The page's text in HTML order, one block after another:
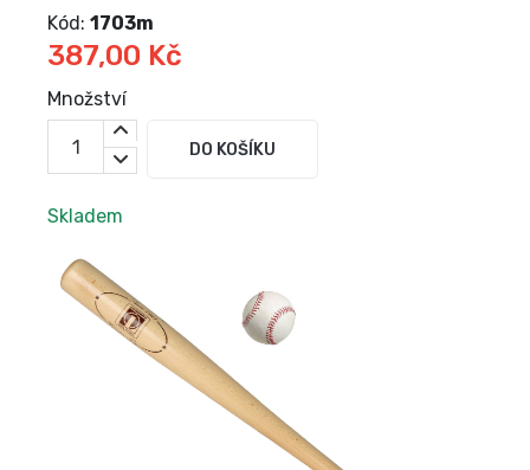
Kód: 1703m
387,00 Kč
Množství
DO KOŠÍKU
Skladem